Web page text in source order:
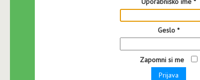
Geslo*
Zapomni si me
Prijava